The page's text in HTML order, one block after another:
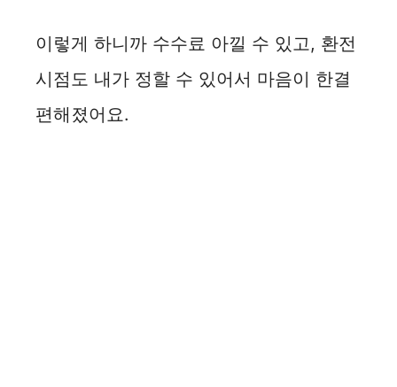
이렇게 하니까 수수료 아낄 수 있고, 환전
시점도 내가 정할 수 있어서 마음이 한결
편해졌어요.